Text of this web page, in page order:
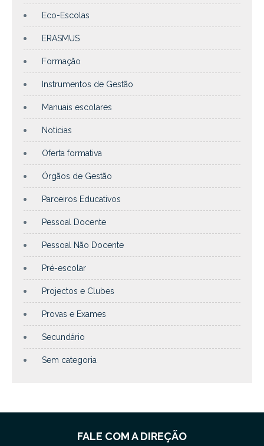
Eco-Escolas
ERASMUS
Formação
Instrumentos de Gestão
Manuais escolares
Notícias
Oferta formativa
Órgãos de Gestão
Parceiros Educativos
Pessoal Docente
Pessoal Não Docente
Pré-escolar
Projectos e Clubes
Provas e Exames
Secundário
Sem categoria
FALE COM A DIREÇÃO